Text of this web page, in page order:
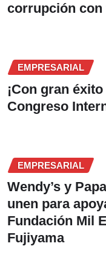
corrupción con
EMPRESARIAL
¡Con gran
Congreso
EMPRESARIAL
Wendy’s y
unen para
Fundación Mil
Fujiyama